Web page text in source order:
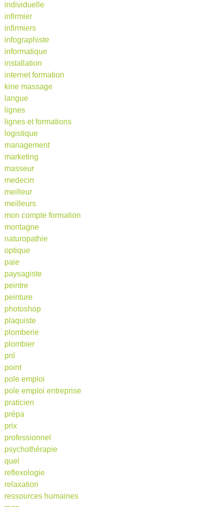
individuelle
infirmier
infirmiers
infographiste
informatique
installation
internet formation
kine massage
langue
lignes
lignes et formations
logistique
management
marketing
masseur
medecin
meilleur
meilleurs
mon compte formation
montagne
naturopathie
optique
paie
paysagiste
peintre
peinture
photoshop
plaquiste
plomberie
plombier
pnl
point
pole emploi
pole emploi entreprise
praticien
prépa
prix
professionnel
psychothérapie
quel
reflexologie
relaxation
ressources humaines